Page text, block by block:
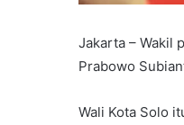
Jakarta – Wakil
Prabowo
Wali Kota Solo